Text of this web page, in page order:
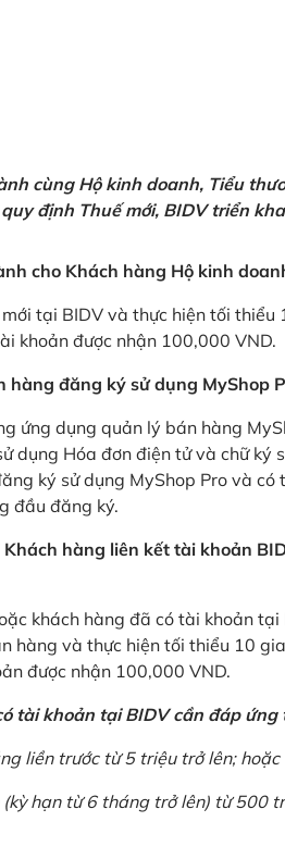
cùng Hộ kinh doanh, Tiểu
định Thuế mới, BIDV triển
cho Khách hàng Hộ kinh
tại BIDV và thực hiện tối
khoản được nhận 100,000 VND.
hàng đăng ký sử dụng MyShop
ứng dụng quản lý bán hàng
dụng Hóa đơn điện tử và chữ ký
ký sử dụng MyShop Pro và
đầu đăng ký.
hàng liên kết tài khoản
khách hàng đã có tài khoản
hàng và thực hiện tối thiểu 10
được nhận 100,000 VND.
tài khoản tại BIDV cần đáp
liền trước từ 5 triệu trở lên; hoặc
(kỳ hạn từ 6 tháng trở lên) từ